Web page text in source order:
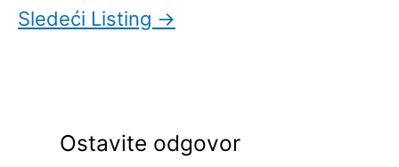
Sledeći Listing →
Ostavite odgovor